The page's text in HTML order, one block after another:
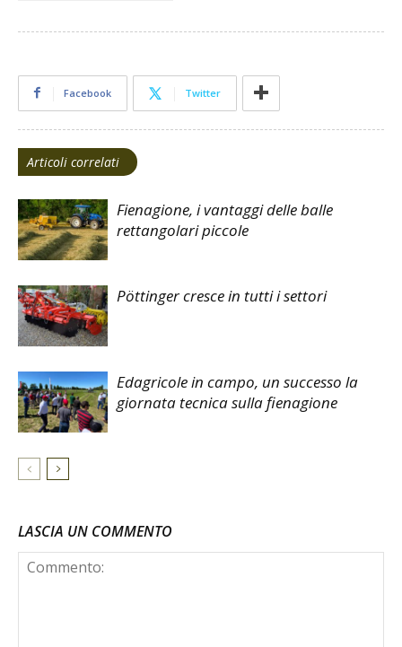
Facebook Twitter
Articoli correlati
Fienagione, i vantaggi delle balle
rettangolari piccole
Pöttinger cresce in tutti i settori
Edagricole in campo, un successo la
giornata tecnica sulla fienagione
LASCIA UN COMMENTO